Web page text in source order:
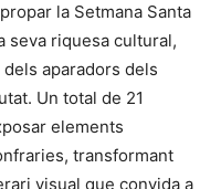
la Setmana Santa
seva riquesa cultural,
aparadors dels
Un total de 21
elements
transformant
visual que convida a